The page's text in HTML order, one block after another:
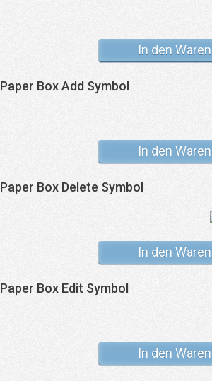
In den
Paper Box Add Symbol
In den
Paper Box Delete Symbol
In den
Paper Box Edit Symbol
In den